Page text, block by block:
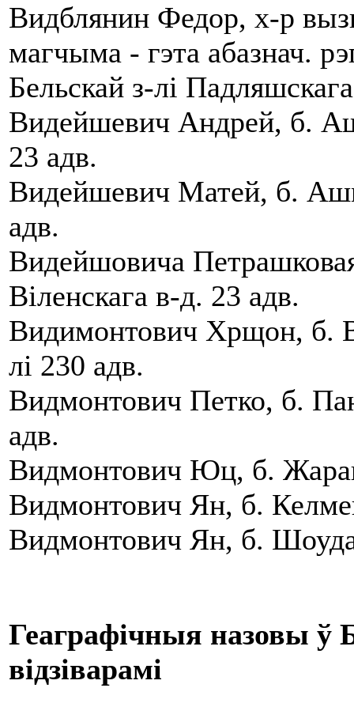
Видблянин Федор, х-р
магчыма - гэта абазнач.
Бельскай з-лi
Видейшевич Андрей, б.
23 адв.
Видейшевич Матей, б.
адв.
Видейшовича
Вiленскага в-д. 23 адв.
Видимонтович Хрщон, б.
лi 230 адв.
Видмонтович Петко, б.
адв.
Видмонтович Юц, б.
Видмонтович Ян, б.
Видмонтович Ян, б.
Геаграфічныя назовы ў
відзіварамі